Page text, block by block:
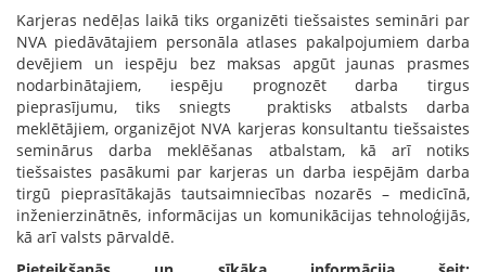
Karjeras nedēļas laikā tiks organizēti tiešsaistes semināri par
NVA piedāvātajiem personāla atlases pakalpojumiem darba
devējiem un iespēju bez maksas apgūt jaunas prasmes
nodarbinātajiem, iespēju prognozēt darba tirgus
pieprasījumu, tiks sniegts praktisks atbalsts darba
meklētājiem, organizējot NVA karjeras konsultantu tiešsaistes
seminārus darba meklēšanas atbalstam, kā arī notiks
tiešsaistes pasākumi par karjeras un darba iespējām darba
tirgū pieprasītākajās tautsaimniecības nozarēs – medicīnā,
inženierzinātnēs, informācijas un komunikācijas tehnoloģijās,
kā arī valsts pārvaldē.